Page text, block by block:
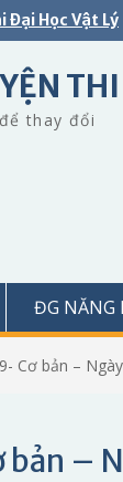
Đại Học Vật Lý
thay đổi
ĐG NĂNG
Cơ bản –
–